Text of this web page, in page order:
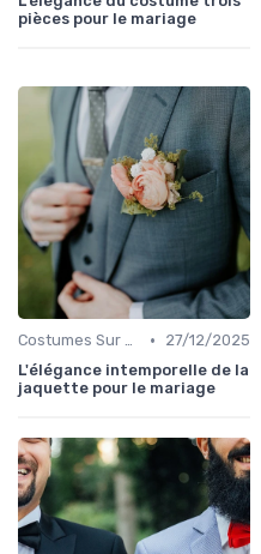
pièces pour le mariage
Costumes Sur Mesure •
27/12/2025
L'élégance intemporelle de la
jaquette pour le mariage